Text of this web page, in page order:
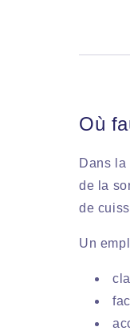
Où
Dans
de la
de
Un